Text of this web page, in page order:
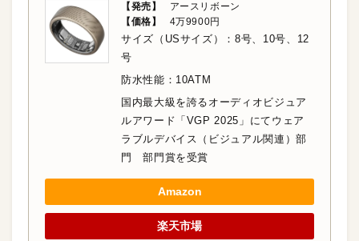
【発売】
アースリボーン
【価格】
4万9900円
サイズ（USサイズ）：8号、10号、12
号
防水性能：10ATM
国内最大級を誇るオーディオビジュア
ルアワード「VGP 2025」にてウェア
ラブルデバイス（ビジュアル関連）部
門 部門賞を受賞
Amazon
楽天市場